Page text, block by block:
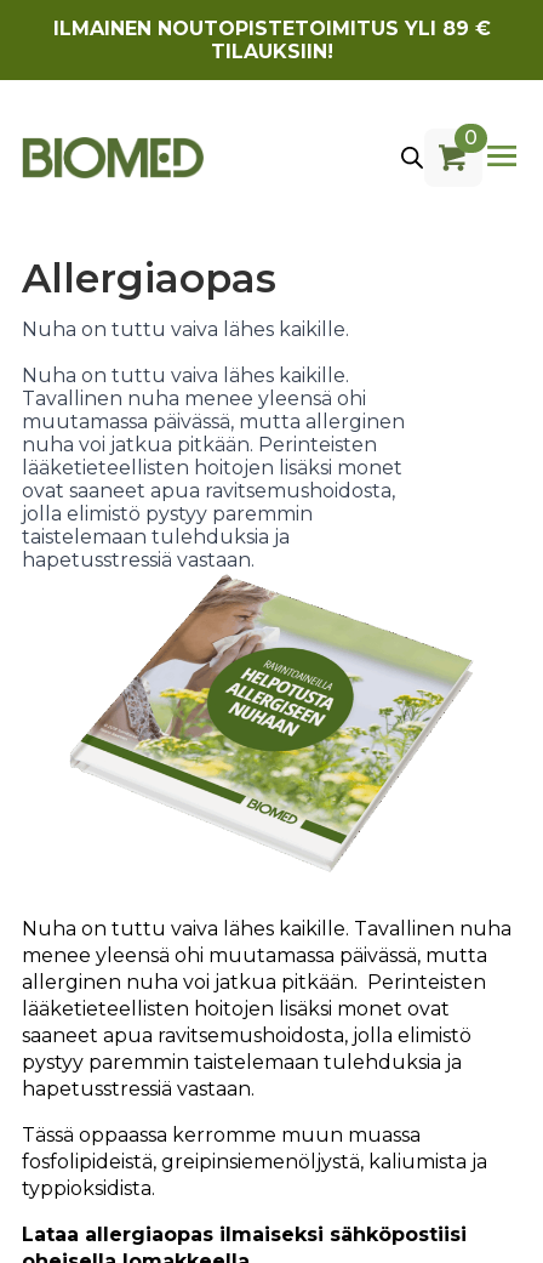
ILMAINEN NOUTOPISTETOIMITUS YLI 89 €
TILAUKSIIN!
0
Allergiaopas
Nuha on tuttu vaiva lähes kaikille.
Nuha on tuttu vaiva lähes kaikille.
Tavallinen nuha menee yleensä ohi
muutamassa päivässä, mutta allerginen
nuha voi jatkua pitkään. Perinteisten
lääketieteellisten hoitojen lisäksi monet
ovat saaneet apua ravitsemushoidosta,
jolla elimistö pystyy paremmin
taistelemaan tulehduksia ja
hapetusstressiä vastaan.
Nuha on tuttu vaiva lähes kaikille. Tavallinen nuha
menee yleensä ohi muutamassa päivässä, mutta
allerginen nuha voi jatkua pitkään. Perinteisten
lääketieteellisten hoitojen lisäksi monet ovat
saaneet apua ravitsemushoidosta, jolla elimistö
pystyy paremmin taistelemaan tulehduksia ja
hapetusstressiä vastaan.
Tässä oppaassa kerromme muun muassa
fosfolipideistä, greipinsiemenöljystä, kaliumista ja
typpioksidista.
Lataa allergiaopas ilmaiseksi sähköpostiisi